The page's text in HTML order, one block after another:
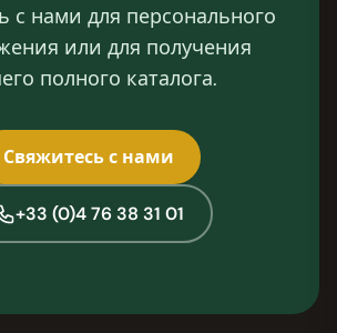
с нами для персонального
или для получения
полного каталога.
Свяжитесь с нами
+33 (0)4 76 38 31 01